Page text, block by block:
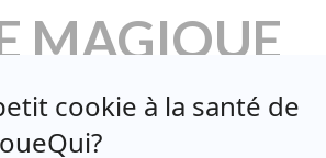
MAGIQUE
à ses
Distribution
Hubert Loiselle